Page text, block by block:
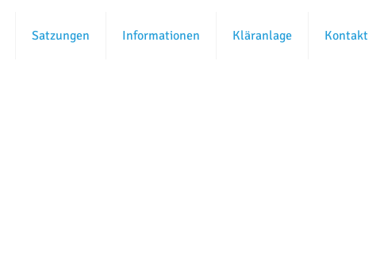
Satzungen Informationen Kläranlage Kontakt